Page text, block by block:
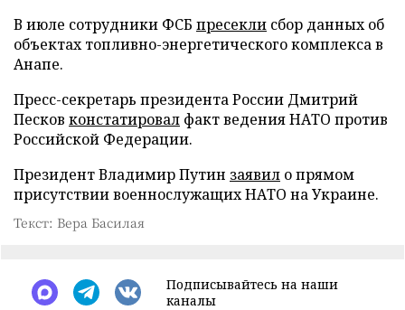
В июле сотрудники ФСБ пресекли сбор данных об
объектах топливно-энергетического комплекса в
Анапе.
Пресс-секретарь президента России Дмитрий
Песков констатировал факт ведения НАТО против
Российской Федерации.
Президент Владимир Путин заявил о прямом
присутствии военнослужащих НАТО на Украине.
Текст: Вера Басилая
Подписывайтесь на наши
каналы